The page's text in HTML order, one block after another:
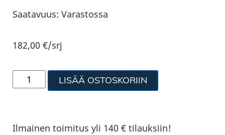
Saatavuus: Varastossa
182,00€/srj
LISÄÄ OSTOSKORIIN
Ilmainen toimitus yli 140 € tilauksiin!